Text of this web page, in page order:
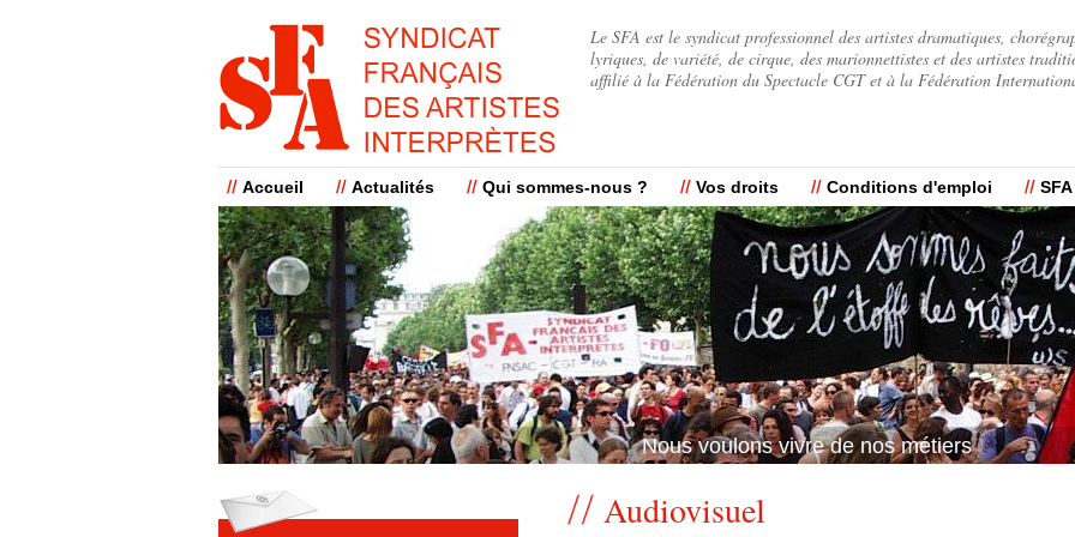
Le SFA est le syndicat professionnel des artistes dramatiques,
lyriques, de variété, de cirque, des marionnettistes et des artistes
affilié à la Fédération du Spectacle CGT et à la Fédération
Accueil Actualités Qui sommes-nous ? Vos droits Conditions d'emploi
Nous voulons vivre de nos métiers
Nous voulons vivre de nos métiers
Audiovisuel